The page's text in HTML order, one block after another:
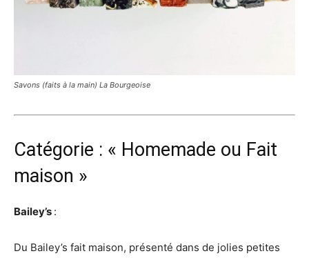
Savons (faits à la main) La Bourgeoise
Catégorie : « Homemade ou Fait
maison »
Bailey’s :
Du Bailey’s fait maison, présenté dans de jolies petites